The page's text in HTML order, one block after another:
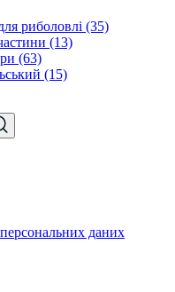
риболовлі (35)
(13)
(63)
(15)
даних